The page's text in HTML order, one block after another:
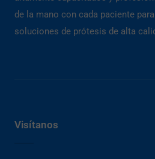
de la mano con cada paciente
soluciones de prótesis de alta
Visítanos